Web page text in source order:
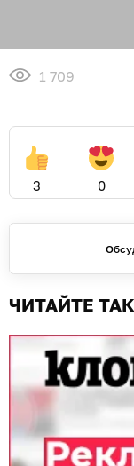
1 709
3 0
ЧИТАЙТЕ